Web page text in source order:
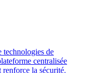
technologies de
centralisée
la sécurité.